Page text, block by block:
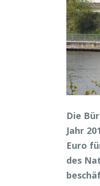
Die
Jahr
Euro
des